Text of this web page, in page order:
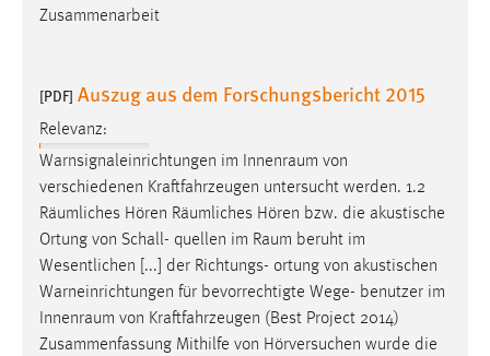
Zusammenarbeit
[PDF] Auszug aus dem Forschungsbericht 2015
Relevanz:
Warnsignaleinrichtungen im
Innenraum von
verschiedenen Kraftfahrzeugen untersucht werden. 1.2
Räumliches Hören Räumliches Hören bzw. die akustische
Ortung von Schall- quellen im Raum beruht im
Wesentlichen [...] der Richtungs- ortung von akustischen
Warneinrichtungen für bevorrechtigte Wege- benutzer im
Innenraum von Kraftfahrzeugen (Best Project 2014)
Zusammenfassung Mithilfe von Hörversuchen wurde die